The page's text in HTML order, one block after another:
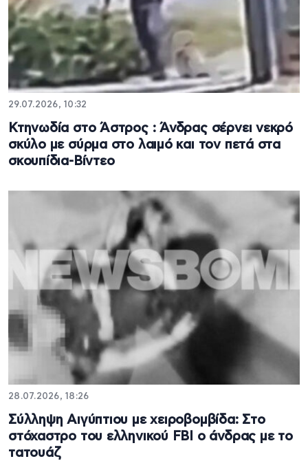
29.07.2026, 10:32
Κτηνωδία στο Άστρος : Άνδρας σέρνει νεκρό
σκύλο με σύρμα στο λαιμό και τον πετά στα
σκουπίδια-Βίντεο
28.07.2026, 18:26
Σύλληψη Αιγύπτιου με χειροβομβίδα: Στο
στόχαστρο του ελληνικού FBI ο άνδρας με το
τατουάζ